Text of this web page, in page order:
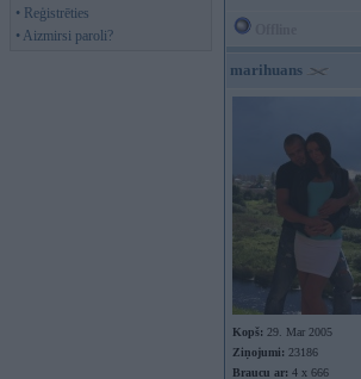
• Reģistrēties
• Aizmirsi paroli?
marihuans
Kopš: 29. Mar 2005
Ziņojumi: 23186
Braucu ar: 4 x 666